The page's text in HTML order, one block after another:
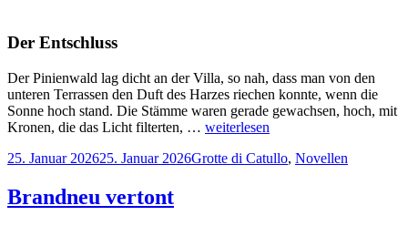
Der Entschluss
Der Pinienwald lag dicht an der Villa, so nah, dass man von den
unteren Terrassen den Duft des Harzes riechen konnte, wenn die
Sonne hoch stand. Die Stämme waren gerade gewachsen, hoch, mit
Kronen, die das Licht filterten, … weiterlesen
Veröffentlicht
25. Januar 202625. Januar 2026Kategorien
Grotte di Catullo, Novellen
Brandneu vertont